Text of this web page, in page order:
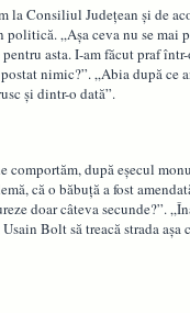
la Consiliul Județean și de
„Așa ceva nu se mai
asta. I-am făcut praf
nimic?”. „Abia după ce
și dintr-o dată”.
după eșecul
că o băbuță a fost
doar câteva secunde?”.
Bolt să treacă strada așa